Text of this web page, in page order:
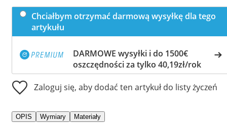
Chciałbym otrzymać darmową wysyłkę dla tego
artykułu
DARMOWE wysyłki i do 1500€
oszczędności za tylko 40,19zł/rok
Zaloguj się, aby dodać ten artykuł do listy życzeń
OPIS Wymiary Materiały